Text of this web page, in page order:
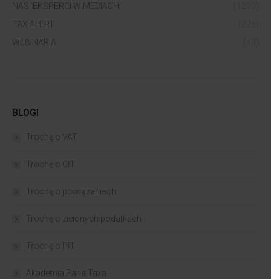
NASI EKSPERCI W MEDIACH
TAX ALERT
WEBINARIA
BLOGI
Trochę o VAT
Trochę o CIT
Trochę o powiązaniach​
Trochę o zielonych podatkach
Trochę o PIT
Akademia Pana Taxa